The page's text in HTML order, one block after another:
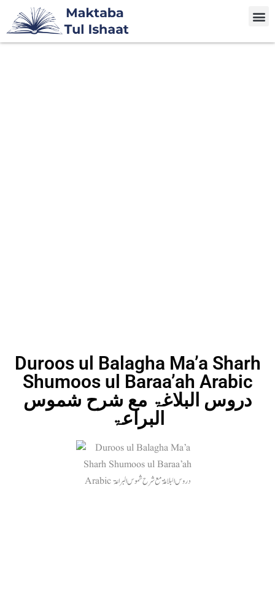
Duroos ul Balagha Ma’a Sharh
Shumoos ul Baraa’ah Arabic
دروس البلاغۃ مع شرح شموس
البراعۃ